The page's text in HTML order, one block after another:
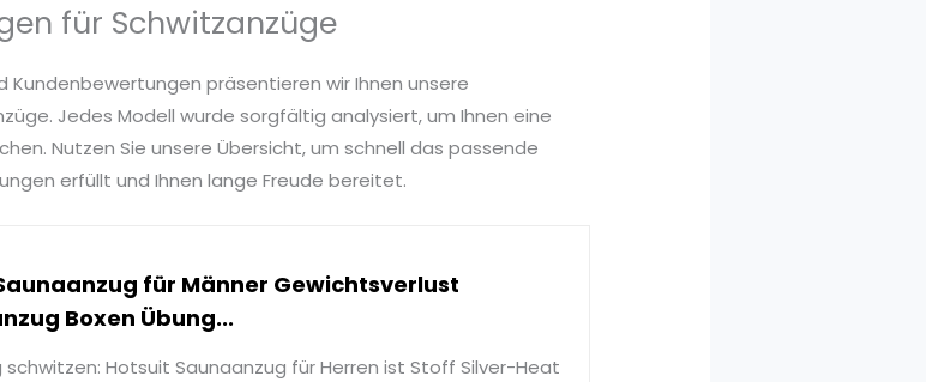
für Schwitzanzüge
präsentieren wir Ihnen unsere
Jedes Modell wurde sorgfältig analysiert, um Ihnen eine
Nutzen Sie unsere Übersicht, um schnell das passende
erfüllt und Ihnen lange Freude bereitet.
Saunaanzug für Männer Gewichtsverlust
Boxen Übung...
schwitzen: Hotsuit Saunaanzug für Herren ist Stoff Silver-Heat